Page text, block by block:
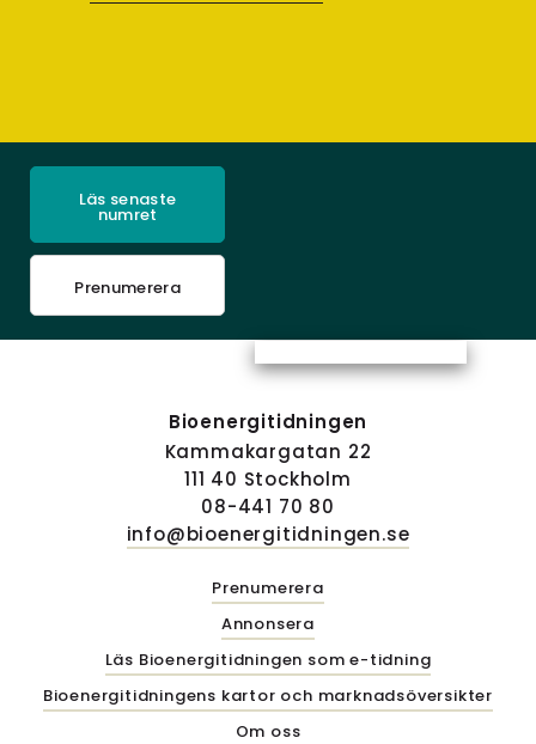
Läs senaste
numret
Prenumerera
Bioenergitidningen
Kammakargatan 22
111 40 Stockholm
08-441 70 80
info@bioenergitidningen.se
Prenumerera
Annonsera
Läs Bioenergitidningen som e-tidning
Bioenergitidningens kartor och marknadsöversikter
Om oss